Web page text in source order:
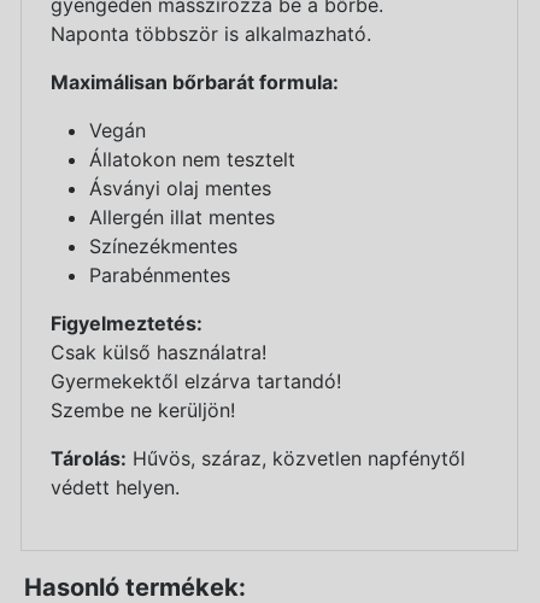
Naponta többször is alkalmazható.
Maximálisan bőrbarát formula:
Vegán
Állatokon nem tesztelt
Ásványi olaj mentes
Allergén illat mentes
Színezékmentes
Parabénmentes
Figyelmeztetés:
Csak külső használatra!
Gyermekektől elzárva tartandó!
Szembe ne kerüljön!
Tárolás: Hűvös, száraz, közvetlen napfénytől
védett helyen.
Hasonló termékek: